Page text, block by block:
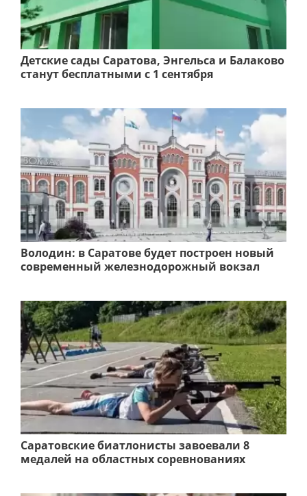
Детские сады Саратова, Энгельса и Балаково
станут бесплатными с 1 сентября
Володин: в Саратове будет построен новый
современный железнодорожный вокзал
Саратовские биатлонисты завоевали 8
медалей на областных соревнованиях